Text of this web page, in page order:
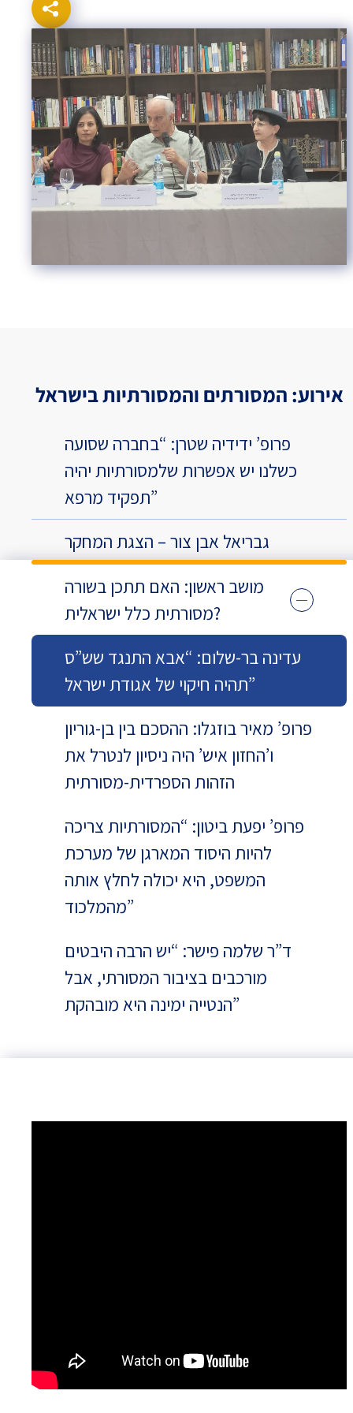
Israel-China Relations
אירוע: המסורתים והמסורתיות בישראל
פרופ’ ידידיה שטרן: “בחברה שסועה
כשלנו יש אפשרות שלמסורתיות יהיה
תפקיד מרפא”
גבריאל אבן צור – הצגת המחקר
מושב ראשון: האם תתכן בשורה
מסורתית כלל ישראלית?
עדינה בר-שלום: “אבא התנגד שש”ס
תהיה חיקוי של אגודת ישראל”
פרופ’ מאיר בוזגלו: ההסכם בין בן-גוריון
ו’החזון איש’ היה ניסיון לנטרל את
הזהות הספרדית-מסורתית
פרופ’ יפעת ביטון: “המסורתיות צריכה
להיות היסוד המארגן של מערכת
המשפט, היא יכולה לחלץ אותה
מהמלכוד”
ד”ר שלמה פישר: “יש הרבה היבטים
מורכבים בציבור המסורתי, אבל
הנטייה ימינה היא מובהקת”